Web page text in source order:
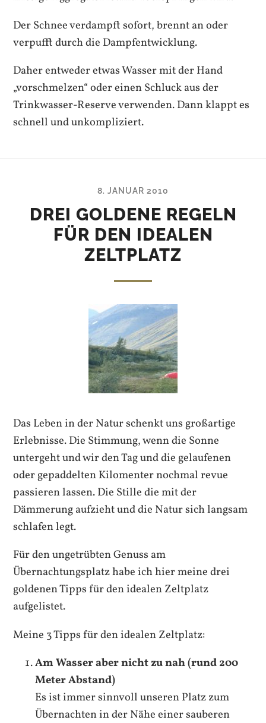
Der Schnee verdampft sofort, brennt an oder
verpufft durch die Dampfentwicklung.
Daher entweder etwas Wasser mit der Hand
„vorschmelzen“ oder einen Schluck aus der
Trinkwasser-Reserve verwenden. Dann klappt es
schnell und unkompliziert.
8. JANUAR 2010
DREI GOLDENE REGELN
FÜR DEN IDEALEN
ZELTPLATZ
Das Leben in der Natur schenkt uns großartige
Erlebnisse. Die Stimmung, wenn die Sonne
untergeht und wir den Tag und die gelaufenen
oder gepaddelten Kilomenter nochmal revue
passieren lassen. Die Stille die mit der
Dämmerung aufzieht und die Natur sich langsam
schlafen legt.
Für den ungetrübten Genuss am
Übernachtungsplatz habe ich hier meine drei
goldenen Tipps für den idealen Zeltplatz
aufgelistet.
Meine 3 Tipps für den idealen Zeltplatz:
Am Wasser aber nicht zu nah (rund 200
Meter Abstand)
Es ist immer sinnvoll unseren Platz zum
Übernachten in der Nähe einer sauberen